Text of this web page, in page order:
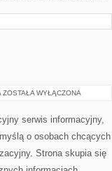
PRZYSZŁOŚĆ
ZOSTAŁA WYŁĄCZONA
serwis informacyjny,
o osobach chcących
Strona skupia się